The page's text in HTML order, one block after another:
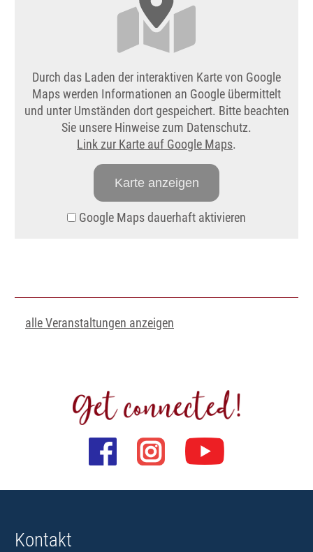
Durch das Laden der interaktiven Karte von Google
Maps werden Informationen an Google übermittelt
und unter Umständen dort gespeichert. Bitte beachten
Sie unsere Hinweise zum Datenschutz.
Link zur Karte auf Google Maps.
Karte anzeigen
Google Maps dauerhaft aktivieren
alle Veranstaltungen anzeigen
Kontakt